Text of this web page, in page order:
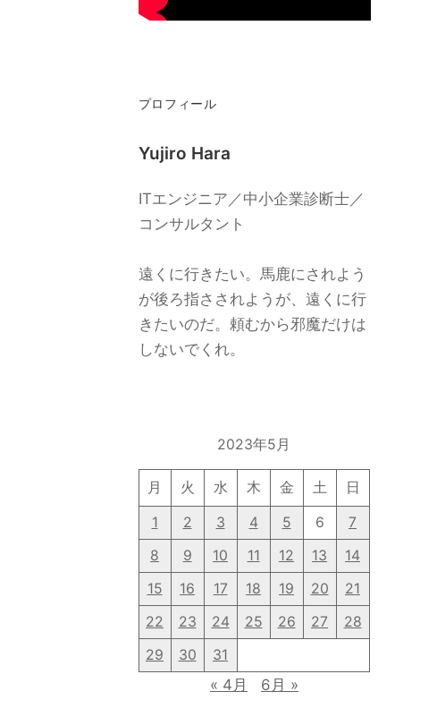
プロフィール
Yujiro Hara
ITエンジニア／中小企業診断士／
コンサルタント
遠くに行きたい。馬鹿にされよう
が後ろ指さされようが、遠くに行
きたいのだ。頼むから邪魔だけは
しないでくれ。
2023年5月
月 火 水 木 金 土 日
1 2 3 4 5 6
7
8
9 10 11 12 13
14
15
16 17 18 19 20
21
22
23 24 25 26 27
28
29
30 31
« 4月 6月 »